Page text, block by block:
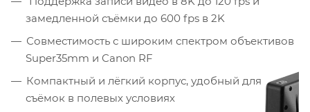
замедленной съёмки до 600 fps в 2K
Совместимость с широким спектром объективов
Super35mm и Canon RF
Компактный и лёгкий корпус, удобный для
съёмок в полевых условиях